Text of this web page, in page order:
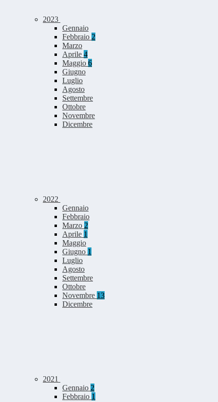
2023
Gennaio
Febbraio 2
Marzo
Aprile 4
Maggio 6
Giugno
Luglio
Agosto
Settembre
Ottobre
Novembre
Dicembre
2022
Gennaio
Febbraio
Marzo 2
Aprile 1
Maggio
Giugno 1
Luglio
Agosto
Settembre
Ottobre
Novembre 13
Dicembre
2021
Gennaio 2
Febbraio 1